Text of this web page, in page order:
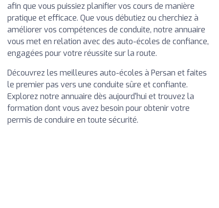
afin que vous puissiez planifier vos cours de manière
pratique et efficace. Que vous débutiez ou cherchiez à
améliorer vos compétences de conduite, notre annuaire
vous met en relation avec des auto-écoles de confiance,
engagées pour votre réussite sur la route.
Découvrez les meilleures auto-écoles à Persan et faites
le premier pas vers une conduite sûre et confiante.
Explorez notre annuaire dès aujourd'hui et trouvez la
formation dont vous avez besoin pour obtenir votre
permis de conduire en toute sécurité.